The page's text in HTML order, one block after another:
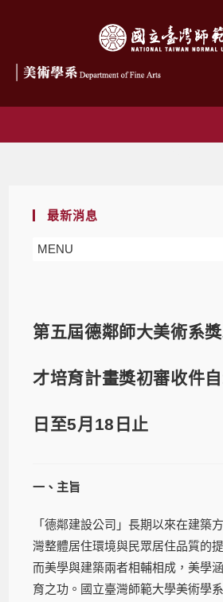
最新消息
MENU
第五屆德鄰師大美術系
才培育計畫獎初審收件
日至5月18日止
一、主旨
「德鄰建設公司」長期以來在建築
灣整體居住環境與民眾居住品質的
而美學與建築兩者相輔相成，美學
育之功。國立臺灣師範大學美術學